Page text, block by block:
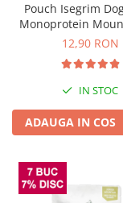
Pouch Isegrim
Monoprotein
12,90 RON
IN STOC
ADAUGA IN COS